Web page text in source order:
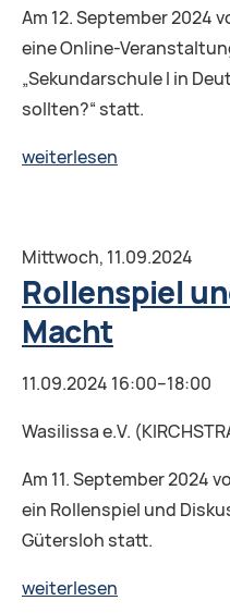
Am 12. September 2024
eine Online-
„Sekundarschule I in
sollten?“ statt.
weiterlesen
I
Deutschland
Mittwoch, 11.09.2024
Rollenspiel
Macht
11.09.2024 16:00–18:00
Wasilissa e.V.
Am 11. September 2024
ein Rollenspiel und
Gütersloh statt.
weiterlesen